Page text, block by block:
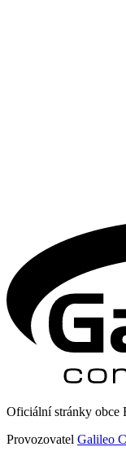
Oficiální stránky obce
Provozovatel Galileo